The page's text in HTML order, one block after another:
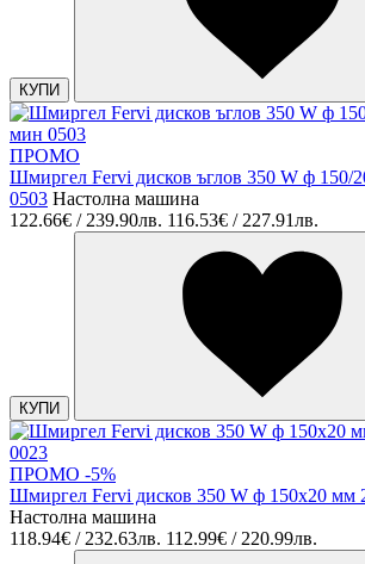
КУПИ
ПРОМО
Шмиргел Fervi дисков ъглов 350 W ф 150/
0503 Настолна машина
122.66€ / 239.90лв. 116.53€ / 227.91лв.
КУПИ
ПРОМО -5%
Шмиргел Fervi дисков 350 W ф 150х20 мм
Настолна машина
118.94€ / 232.63лв. 112.99€ / 220.99лв.